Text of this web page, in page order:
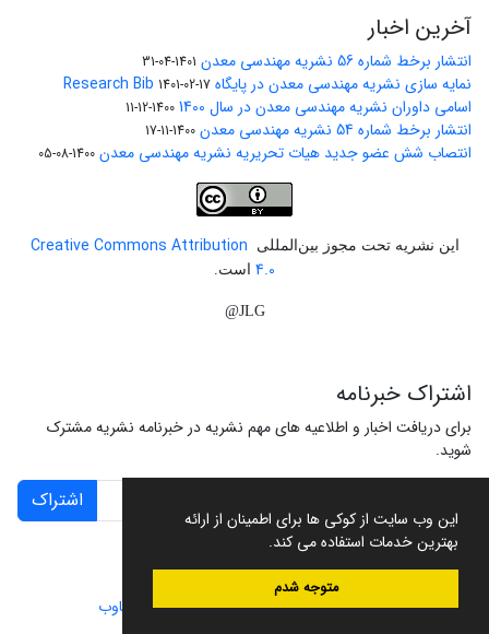
این وب سایت از کوکی ها برای اطمینان از ارائه
بهترین خدمات استفاده می کند.
متوجه شدم
آخرین اخبار
انتشار برخط شماره 56 نشریه مهندسی معدن 1401-04-31
نمایه سازی نشریه مهندسی معدن در پایگاه Research Bib 1401-02-17
اسامی داوران نشریه مهندسی معدن در سال 1400 1400-12-11
انتشار برخط شماره 54 نشریه مهندسی معدن 1400-11-17
انتصاب شش عضو جدید هیات تحریریه نشریه مهندسی معدن 1400-08-05
این نشریه تحت مجوز بین‌المللی
Creative Commons Attribution
4.0 است.
JLG@
اشتراک خبرنامه
برای دریافت اخبار و اطلاعیه های مهم نشریه در خبرنامه نشریه مشترک
شوید.
اشتراک
سامانه مدیریت نشریات علمی.طراحی و پیاده سازی از سیناوب